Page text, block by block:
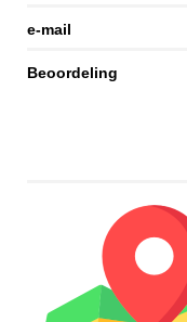
e-mail
Beoordeling